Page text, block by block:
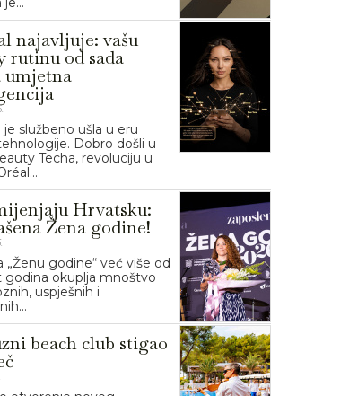
najavljuje: vašu
rutinu od sada
umjetna
je službeno ušla u eru
Dobro došli u
Techa, revoluciju u
Hrvatsku:
Žena godine!
„Ženu godine“ već više od
godina okuplja mnoštvo
uspješnih i
beach club stigao